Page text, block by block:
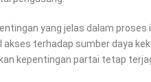
yang jelas dalam
terhadap sumber daya
kepentingan partai tetap